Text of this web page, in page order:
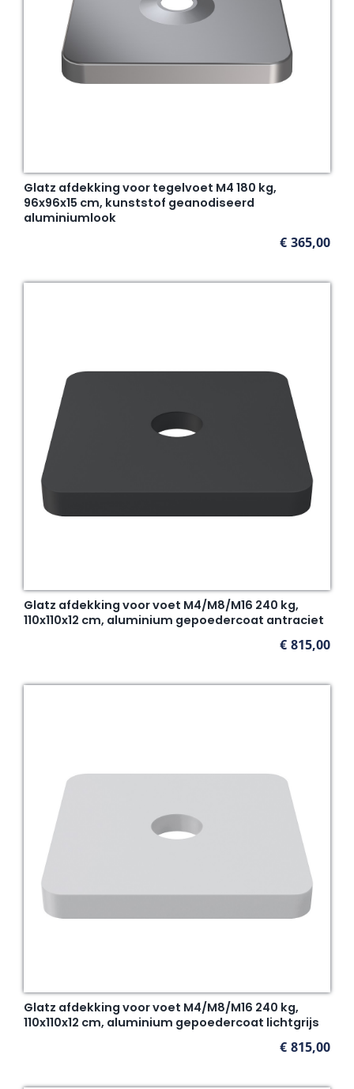
Glatz afdekking voor tegelvoet M4 180 kg,
96x96x15 cm, kunststof geanodiseerd
aluminiumlook
€ 365,00
Glatz afdekking voor voet M4/M8/M16 240 kg,
110x110x12 cm, aluminium gepoedercoat antraciet
€ 815,00
Glatz afdekking voor voet M4/M8/M16 240 kg,
110x110x12 cm, aluminium gepoedercoat lichtgrijs
€ 815,00